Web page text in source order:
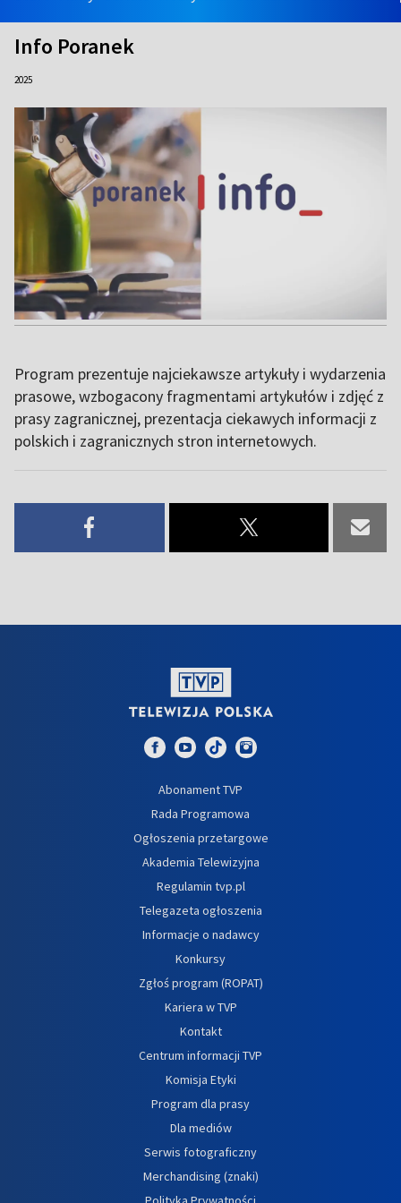
Info Poranek
2025
Program prezentuje najciekawsze artykuły i wydarzenia
prasowe, wzbogacony fragmentami artykułów i zdjęć z
prasy zagranicznej, prezentacja ciekawych informacji z
polskich i zagranicznych stron internetowych.
Abonament TVP
Rada Programowa
Ogłoszenia przetargowe
Akademia Telewizyjna
Regulamin tvp.pl
Telegazeta ogłoszenia
Informacje o nadawcy
Konkursy
Zgłoś program (ROPAT)
Kariera w TVP
Kontakt
Centrum informacji TVP
Komisja Etyki
Program dla prasy
Dla mediów
Serwis fotograficzny
Merchandising (znaki)